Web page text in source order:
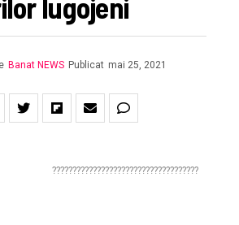
lugojeni
Banat NEWS Publicat mai 25, 2021
????????????????????????????????????